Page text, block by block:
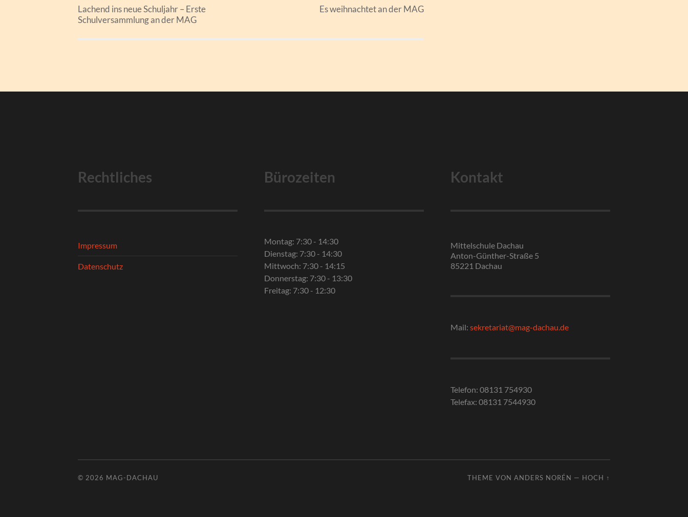
Lachend ins neue Schuljahr – Erste
Schulversammlung an der MAG
Es weihnachtet an der MAG
Rechtliches
Impressum
Datenschutz
Bürozeiten
Montag: 7:30 - 14:30
Dienstag: 7:30 - 14:30
Mittwoch: 7:30 - 14:15
Donnerstag: 7:30 - 13:30
Freitag: 7:30 - 12:30
Kontakt
Mittelschule Dachau
Anton-Günther-Straße 5
85221 Dachau
Mail: sekretariat@mag-dachau.de
Telefon: 08131 754930
Telefax: 08131 7544930
© 2026 MAG-DACHAU THEME VON ANDERS NORÉN — HOCH ↑